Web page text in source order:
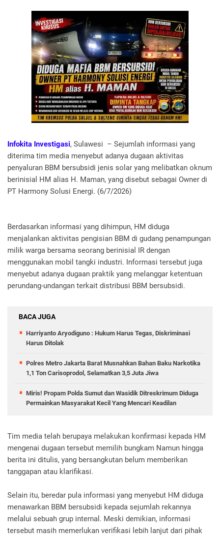
Infokita Investigasi, Sulawesi – Sejumlah informasi yang
diterima tim media menyebut adanya dugaan aktivitas
penyaluran BBM bersubsidi jenis solar yang melibatkan oknum
berinisial HM alias H. Maman, yang disebut sebagai Owner di
PT Harmony Solusi Energi. (6/7/2026)
Berdasarkan informasi yang dihimpun, HM diduga
menjalankan aktivitas pengisian BBM di gudang penampungan
milik warga bersama seorang berinisial IR dengan
menggunakan mobil tangki industri. Informasi tersebut juga
menyebut adanya dugaan praktik yang melanggar ketentuan
perundang-undangan terkait distribusi BBM bersubsidi.
BACA JUGA
Harriyanto Aryodiguno : Hukum Harus Tegas, Diskriminasi
Harus Ditolak
Polres Metro Jakarta Barat Musnahkan Bahan Baku Narkotika
1,1 Ton Carisoprodol, Selamatkan 3,5 Juta Jiwa
Miris! Propam Polda Sumut dan Wasidik Ditreskrimum Diduga
Permainkan Masyarakat Kecil Yang Mencari Keadilan
Tim media telah berupaya melakukan konfirmasi kepada HM
mengenai dugaan tersebut memilih bungkam Namun hingga
berita ini ditulis, yang bersangkutan belum memberikan
tanggapan atau klarifikasi.
Selain itu, beredar pula informasi yang menyebut HM diduga
menawarkan BBM bersubsidi kepada sejumlah rekannya
melalui sebuah grup internal. Meski demikian, informasi
tersebut masih memerlukan verifikasi lebih lanjut dari pihak